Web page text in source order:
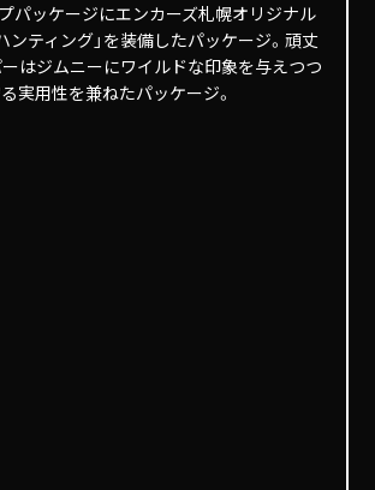
パッケージにエンカーズ札幌オリジナル
ンティング」を装備したパッケージ。頑丈
はジムニーにワイルドな印象を与えつつ
実用性を兼ねたパッケージ。